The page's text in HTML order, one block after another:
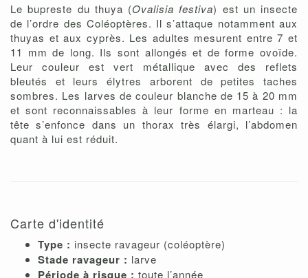
Le bupreste du thuya (Ovalisia festiva) est un insecte
de l’ordre des Coléoptères. Il s’attaque notamment aux
thuyas et aux cyprès. Les adultes mesurent entre 7 et
11 mm de long. Ils sont allongés et de forme ovoïde.
Leur couleur est vert métallique avec des reflets
bleutés et leurs élytres arborent de petites taches
sombres. Les larves de couleur blanche de 15 à 20 mm
et sont reconnaissables à leur forme en marteau : la
tête s’enfonce dans un thorax très élargi, l’abdomen
quant à lui est réduit.
Carte d'identité
Type : insecte ravageur (coléoptère)
Stade ravageur : larve
Période à risque : toute l’année